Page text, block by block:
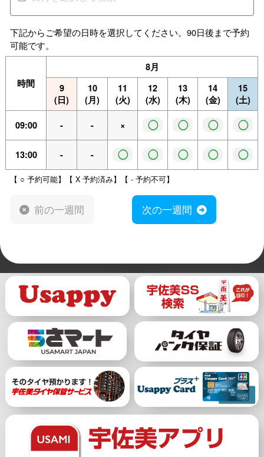
下記からご希望の日時を選択してください。90日後まで予約
可能です。
時間
8月
9
(日)
10
(月)
11
(火)
12
(水)
13
(木)
14
(金)
15
(土)
09:00 - - × ◯ ◯ ◯ ◯
13:00 - - ◯ ◯ ◯ ◯ ◯
【 ○ 予約可能】【 X 予約済み】【 - 予約不可】
前の一週間 次の一週間